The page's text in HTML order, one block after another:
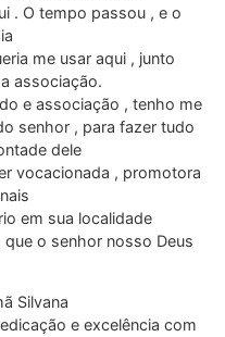
. O tempo passou , e o
me usar aqui , junto
associação.
e associação , tenho me
senhor , para fazer tudo
dele
vocacionada , promotora
em sua localidade
o senhor nosso Deus
Silvana
e excelência com